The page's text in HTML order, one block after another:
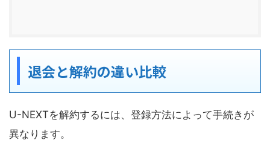
退会と解約の違い比較
U-NEXTを解約するには、登録方法によって手続きが
異なります。